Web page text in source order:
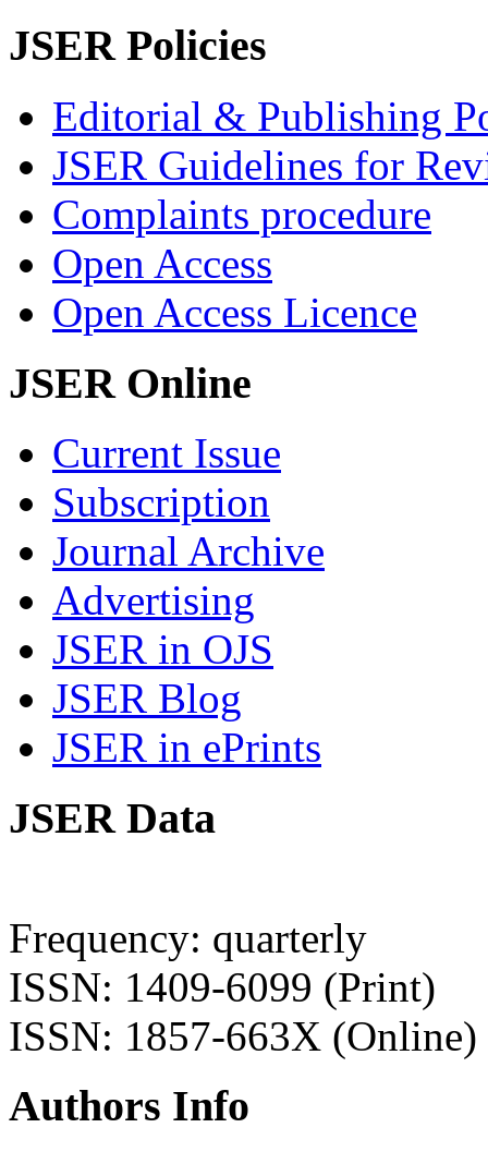
JSER Policies
Editorial & Publishing
JSER Guidelines for
Complaints procedure
Open Access
Open Access Licence
JSER Online
Current Issue
Subscription
Journal Archive
Advertising
JSER in OJS
JSER Blog
JSER in ePrints
JSER Data
Frequency: quarterly
ISSN: 1409-6099 (Print)
ISSN: 1857-663X (Online)
Authors Info